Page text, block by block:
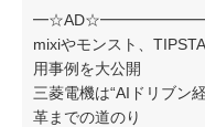
mixiやモンスト、
用事例を大公開
三菱電機は“AIドリブン
革までの道のり